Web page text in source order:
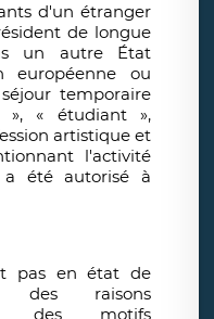
d'un étranger
de longue
un autre État
européenne ou
temporaire
», « étudiant »,
artistique et
l'activité
a été autorisé à
pas en état de
des raisons
des motifs